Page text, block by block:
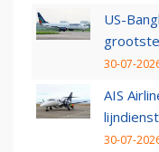
US-
30-07-
AIS
30-07-